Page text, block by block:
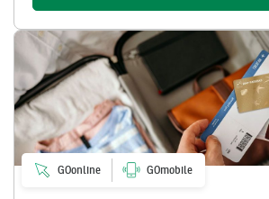
Przejdź
Mastercard
Gold
(RRSO
19,85%)
GOonline GOmobile